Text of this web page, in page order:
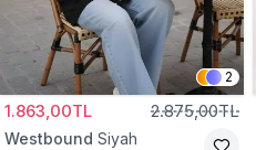
2
1.863,00TL 2.875,00TL
Westbound Siyah